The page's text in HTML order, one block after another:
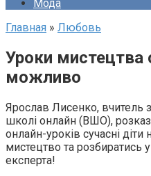
Мода
Главная » Любовь
Уроки мистецтва
можливо
Ярослав Лисенко, вчитель
школі онлайн (ВШО),
онлайн-уроків сучасні
мистецтво та розбиратись
експерта!